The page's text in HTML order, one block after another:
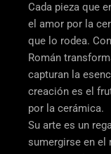
Cada pieza que
el amor por la
que lo rodea.
Román
capturan la
creación es el
por la cerámica.
Su arte es un
sumergirse en el